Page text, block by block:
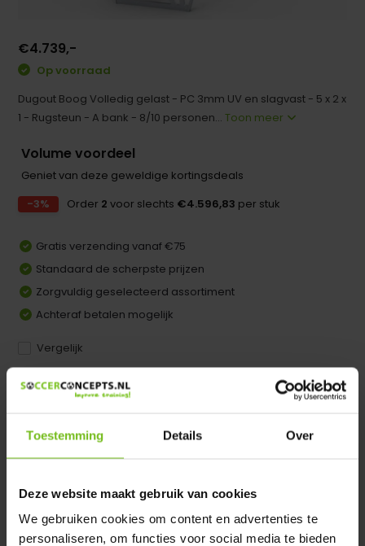
Toestemming Details Over
Deze website maakt gebruik van cookies
We gebruiken cookies om content en advertenties te
personaliseren, om functies voor social media te bieden
€4.739,-
Op voorraad
Dugout Boog Volledig gelast - PC 3mm UV en slagvast - 5 x 2 x
1 - Rugsteun - A bank - 8/10 personen...Toon meer
Volume voordeel
Geniet van deze geweldige kortingsdeals
-3%
Order 2 voor slechts €4.596,83 per stuk
Gratis verzending vanaf €75
Standaard de scherpste prijzen
Zorgvuldig geselecteerd assortiment
Achteraf betalen mogelijk
Vergelijk
Dir product is beschikbaar in de volgende varianten:
Heeft u een vraag over dit product ?
Productomschrijving